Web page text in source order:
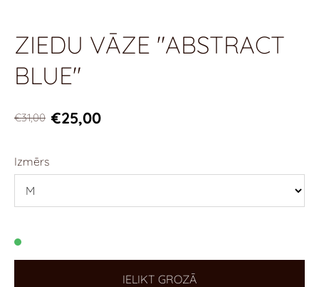
ZIEDU VĀZE "ABSTRACT
BLUE"
€31,00 €25,00
Izmērs
IELIKT GROZĀ